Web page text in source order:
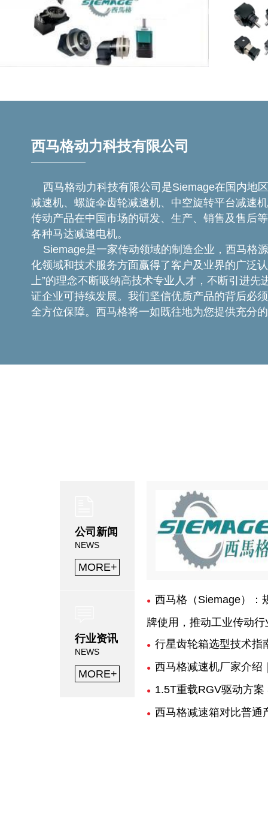
西马格动力科技有限公司
西马格动力科技有限公司是Siemage在国内地
减速机、螺旋伞齿轮减速机、中空旋转平台减速
传动产品在中国市场的研发、生产、销售及售后
各种马达减速电机。
Siemage是一家传动领域的制造企业，西马格
化领域和技术服务方面赢得了客户及业界的广泛
上”的理念不断吸纳高技术专业人才，不断引进先
证企业可持续发展。我们坚信优质产品的背后必
全方位保障。西马格将一如既往地为您提供充分
公司新闻
NEWS
MORE+
行业资讯
NEWS
MORE+
西马格（Siemage）：
牌使用，推动工业传动
行星齿轮箱选型技术指
西马格减速机厂家介绍
1.5T重载RGV驱动方
西马格减速箱对比普通